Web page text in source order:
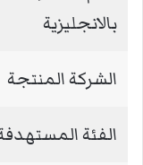
بالانجليزية
الشركة المنتجة
الفئة